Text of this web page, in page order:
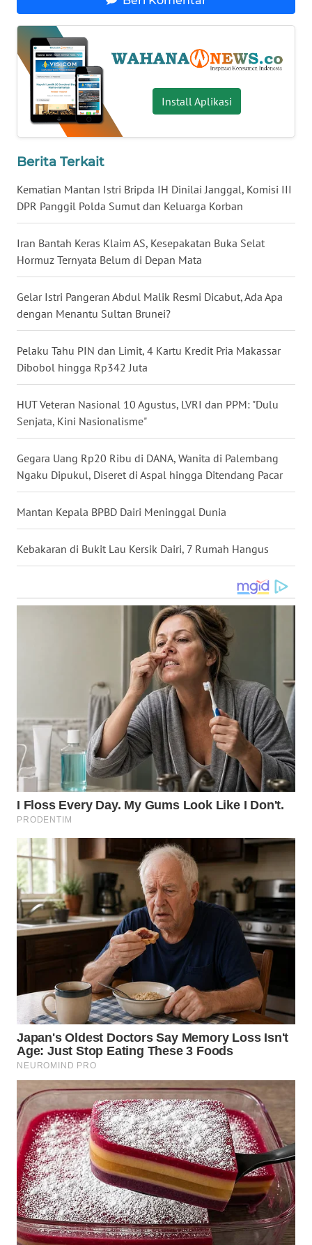
Install Aplikasi
Berita Terkait
Kematian Mantan Istri Bripda IH Dinilai Janggal, Komisi III
DPR Panggil Polda Sumut dan Keluarga Korban
Iran Bantah Keras Klaim AS, Kesepakatan Buka Selat
Hormuz Ternyata Belum di Depan Mata
Gelar Istri Pangeran Abdul Malik Resmi Dicabut, Ada Apa
dengan Menantu Sultan Brunei?
Pelaku Tahu PIN dan Limit, 4 Kartu Kredit Pria Makassar
Dibobol hingga Rp342 Juta
HUT Veteran Nasional 10 Agustus, LVRI dan PPM: "Dulu
Senjata, Kini Nasionalisme"
Gegara Uang Rp20 Ribu di DANA, Wanita di Palembang
Ngaku Dipukul, Diseret di Aspal hingga Ditendang Pacar
Mantan Kepala BPBD Dairi Meninggal Dunia
Kebakaran di Bukit Lau Kersik Dairi, 7 Rumah Hangus
BABEL
WN
SUMBAR
WN
SUMSEL
BENGKULU
WN
LAMPUNG
WN
JATENG
WN
NUSANTARA
WN
KALBAR
KALTENG
WN
WN
SULSEL
GORONTALO
WN
SULUT
WN
MALUT
WN
DAIRI
DANAU
TOBA
WN
NIAS
WN
LANGKAT